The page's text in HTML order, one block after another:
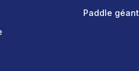
Paddle géant